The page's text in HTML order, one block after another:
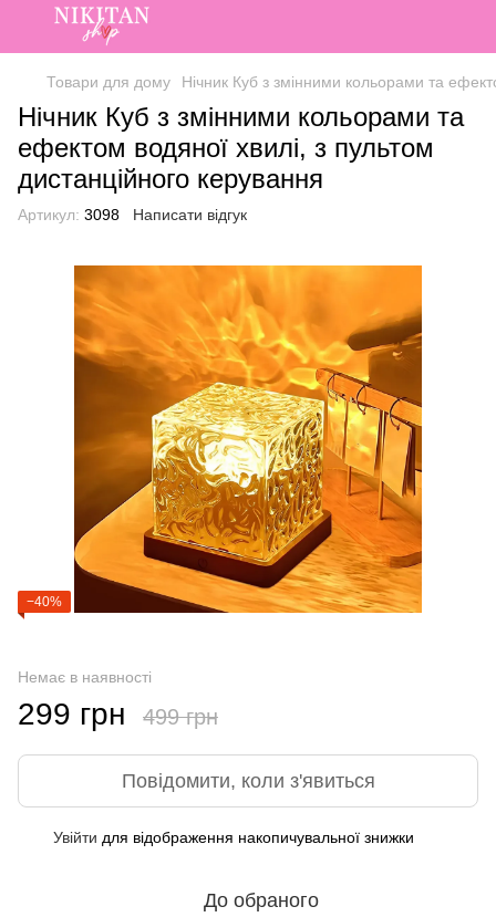
Товари для дому Нічник Куб з змінними кольорами та
Нічник Куб з змінними кольорами та
ефектом водяної хвилі, з пультом
дистанційного керування
Артикул: 3098 Написати відгук
−40%
Немає в наявності
299 грн 499 грн
Повідомити, коли з'явиться
Увійти для відображення накопичувальної знижки
До обраного